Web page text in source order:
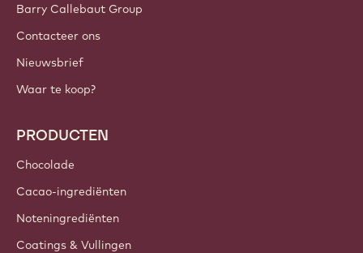
Barry Callebaut Group
Contacteer ons
Nieuwsbrief
Waar te koop?
PRODUCTEN
Chocolade
Cacao-ingrediënten
Noteningrediënten
Coatings & Vullingen